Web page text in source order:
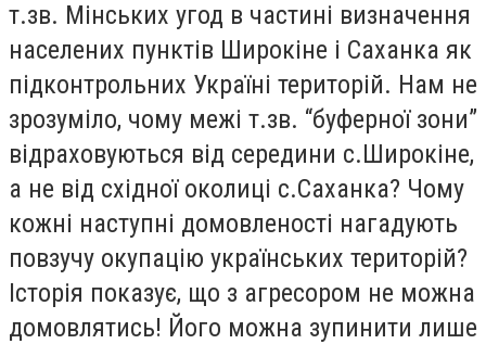
т.зв. Мінських угод в частині визначення
населених пунктів Широкіне і Саханка як
підконтрольних Україні територій. Нам не
зрозуміло, чому межі т.зв. “буферної зони”
відраховуються від середини с.Широкіне,
а не від східної околиці с.Саханка? Чому
кожні наступні домовленості нагадують
повзучу окупацію українських територій?
Історія показує, що з агресором не можна
домовлятись! Його можна зупинити лише